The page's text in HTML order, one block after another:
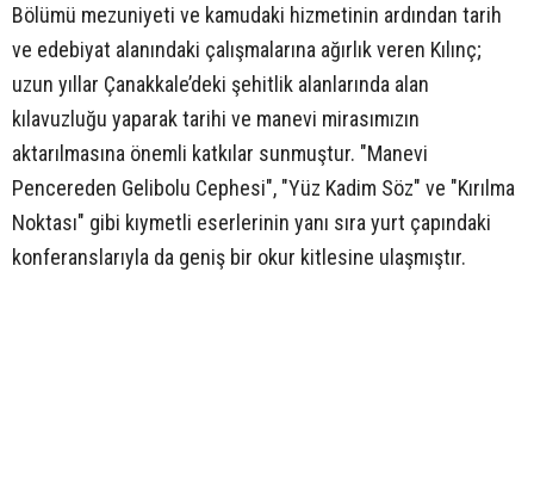
Bölümü mezuniyeti ve kamudaki hizmetinin ardından tarih
ve edebiyat alanındaki çalışmalarına ağırlık veren Kılınç;
uzun yıllar Çanakkale’deki şehitlik alanlarında alan
kılavuzluğu yaparak tarihi ve manevi mirasımızın
aktarılmasına önemli katkılar sunmuştur. "Manevi
Pencereden Gelibolu Cephesi", "Yüz Kadim Söz" ve "Kırılma
Noktası" gibi kıymetli eserlerinin yanı sıra yurt çapındaki
konferanslarıyla da geniş bir okur kitlesine ulaşmıştır.